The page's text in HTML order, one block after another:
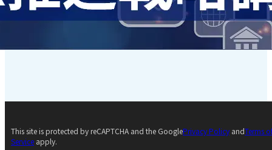
This site is protected by reCAPTCHA and the GooglePrivacy Policy andTerms
Service apply.